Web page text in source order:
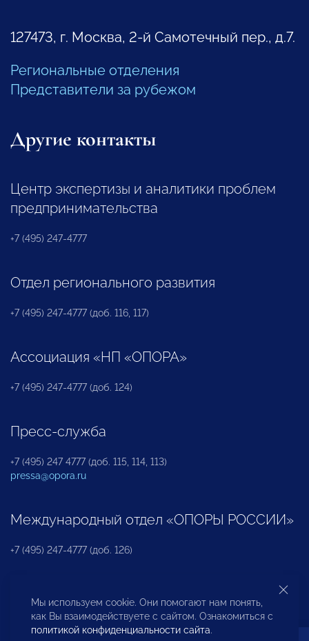
127473, г. Москва, 2-й Самотечный пер., д.7.
Региональные отделения
Представители за рубежом
Другие контакты
Центр экспертизы и аналитики проблем
предпринимательства
+7 (495) 247-4777
Отдел регионального развития
+7 (495) 247-4777 (доб. 116, 117)
Ассоциация «НП «ОПОРА»
+7 (495) 247-4777 (доб. 124)
Пресс-служба
+7 (495) 247 4777 (доб. 115, 114, 113)
pressa@opora.ru
Международный отдел «ОПОРЫ РОССИИ»
+7 (495) 247-4777 (доб. 126)
Бюро по защите прав предпринимателей и
инвесторов
Мы используем cookie. Они помогают нам понять,
как Вы взаимодействуете с сайтом. Ознакомиться с
политикой конфиденциальности сайта.